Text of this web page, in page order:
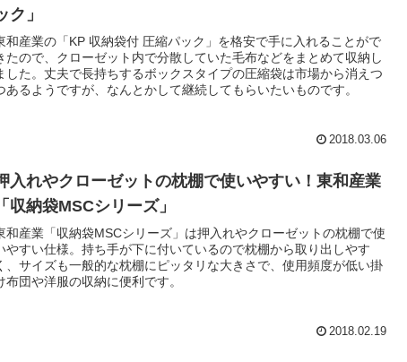
ク」
和産業の「KP 収納袋付 圧縮パック」を格安で手に入れることがで
たので、クローゼット内で分散していた毛布などをまとめて収納し
した。丈夫で長持ちするボックスタイプの圧縮袋は市場から消えつ
あるようですが、なんとかして継続してもらいたいものです。
2018.03.06
入れやクローゼットの枕棚で使いやすい！東和産業
「収納袋MSCシリーズ」
和産業「収納袋MSCシリーズ」は押入れやクローゼットの枕棚で使
やすい仕様。持ち手が下に付いているので枕棚から取り出しやす
、サイズも一般的な枕棚にピッタリな大きさで、使用頻度が低い掛
布団や洋服の収納に便利です。
2018.02.19